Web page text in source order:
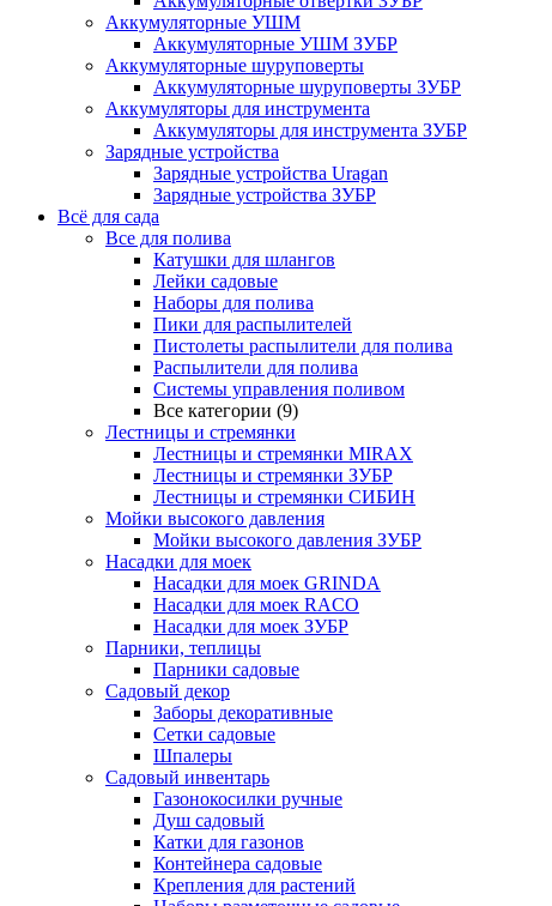
Аккумуляторные УШМ
Аккумуляторные УШМ ЗУБР
Аккумуляторные шуруповерты
Аккумуляторные шуруповерты ЗУБР
Аккумуляторы для инструмента
Аккумуляторы для инструмента ЗУБР
Зарядные устройства
Зарядные устройства Uragan
Зарядные устройства ЗУБР
Всё для сада
Все для полива
Катушки для шлангов
Лейки садовые
Наборы для полива
Пики для распылителей
Пистолеты распылители для полива
Распылители для полива
Системы управления поливом
Все категории (9)
Лестницы и стремянки
Лестницы и стремянки MIRAX
Лестницы и стремянки ЗУБР
Лестницы и стремянки СИБИН
Мойки высокого давления
Мойки высокого давления ЗУБР
Насадки для моек
Насадки для моек GRINDA
Насадки для моек RACO
Насадки для моек ЗУБР
Парники, теплицы
Парники садовые
Садовый декор
Заборы декоративные
Сетки садовые
Шпалеры
Садовый инвентарь
Газонокосилки ручные
Душ садовый
Катки для газонов
Контейнера садовые
Крепления для растений